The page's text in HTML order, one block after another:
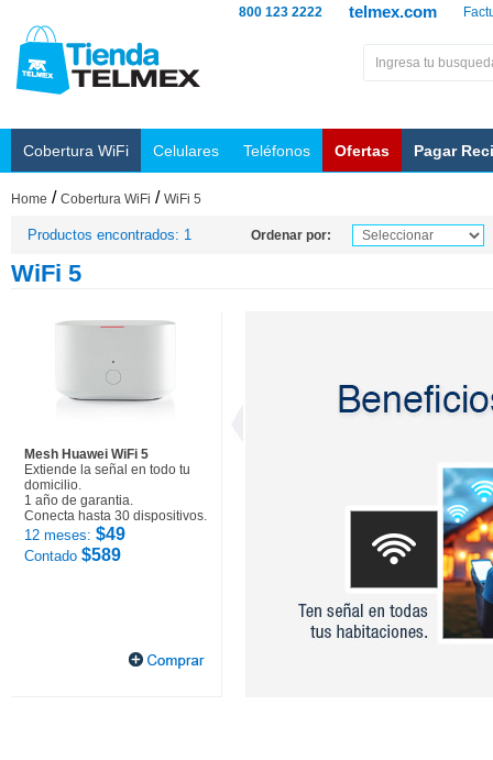
telmex.com
800 123 2222
Cobertura WiFi Celulares Teléfonos Ofertas Pagar
Home / Cobertura WiFi / WiFi 5
Productos encontrados: 1 Ordenar por:
WiFi 5
Mesh Huawei WiFi 5
Extiende la señal en todo tu
domicilio.
1 año de garantia.
Conecta hasta 30 dispositivos.
12 meses: $49
Contado $589